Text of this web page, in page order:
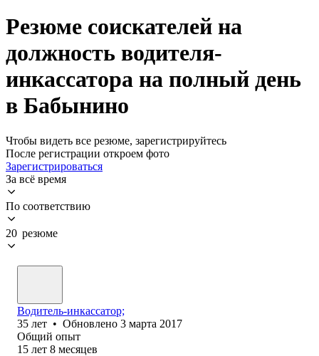
Резюме соискателей на
должность водителя-
инкассатора на полный день
в Бабынино
Чтобы видеть все резюме, зарегистрируйтесь
После регистрации откроем фото
Зарегистрироваться
За всё время
По соответствию
20 резюме
Водитель-инкассатор;
35 лет • Обновлено 3 марта 2017
Общий опыт
15 лет 8 месяцев